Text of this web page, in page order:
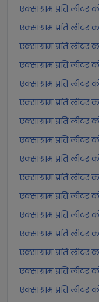
एक्साग्राम प्रति लीटर
एक्साग्राम प्रति लीटर
एक्साग्राम प्रति लीटर
एक्साग्राम प्रति लीटर
एक्साग्राम प्रति लीटर
एक्साग्राम प्रति लीटर
एक्साग्राम प्रति लीटर
एक्साग्राम प्रति लीटर
एक्साग्राम प्रति लीटर
एक्साग्राम प्रति लीटर
एक्साग्राम प्रति लीटर
एक्साग्राम प्रति लीटर
एक्साग्राम प्रति लीटर
एक्साग्राम प्रति लीटर
एक्साग्राम प्रति लीटर
एक्साग्राम प्रति लीटर